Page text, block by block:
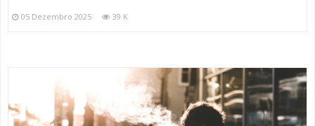
05 Dezembro 2025 39 K